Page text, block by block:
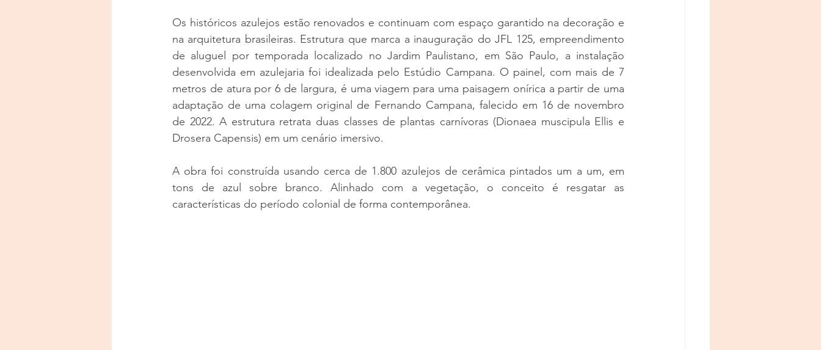
Os históricos azulejos estão renovados e continuam com espaço garantido na decoração e
na arquitetura brasileiras. Estrutura que marca a inauguração do JFL 125, empreendimento
de aluguel por temporada localizado no Jardim Paulistano, em São Paulo, a instalação
desenvolvida em azulejaria foi idealizada pelo Estúdio Campana. O painel, com mais de 7
metros de atura por 6 de largura, é uma viagem para uma paisagem onírica a partir de uma
adaptação de uma colagem original de Fernando Campana, falecido em 16 de novembro
de 2022. A estrutura retrata duas classes de plantas carnívoras (Dionaea muscipula Ellis e
Drosera Capensis) em um cenário imersivo.
A obra foi construída usando cerca de 1.800 azulejos de cerâmica pintados um a um, em
tons de azul sobre branco. Alinhado com a vegetação, o conceito é resgatar as
características do período colonial de forma contemporânea.